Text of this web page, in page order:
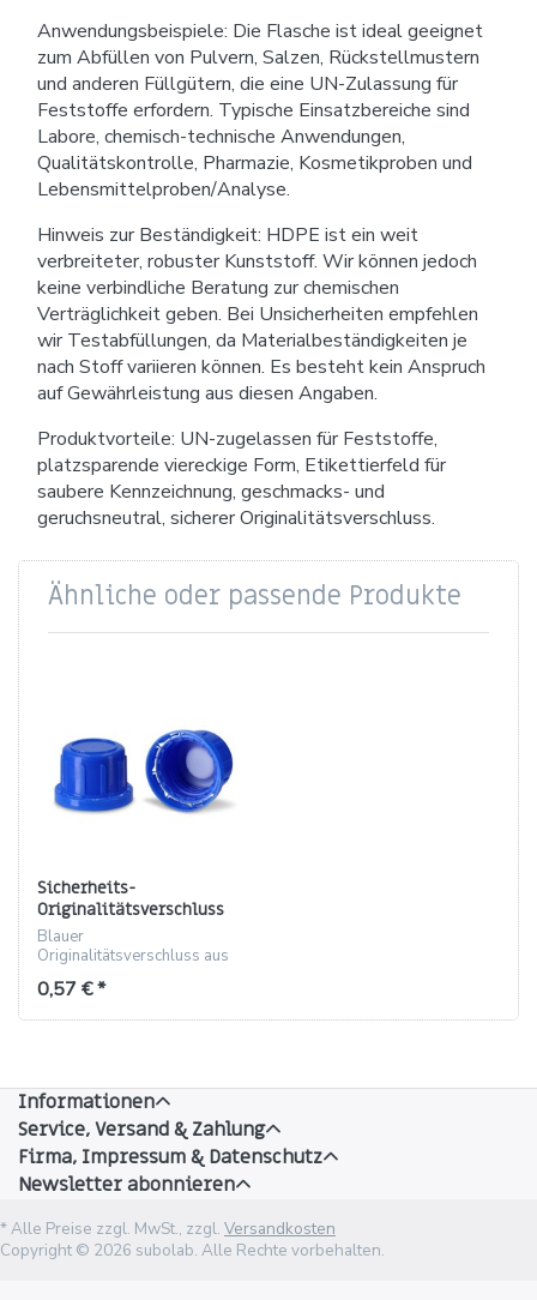
Anwendungsbeispiele: Die Flasche ist ideal geeignet
zum Abfüllen von Pulvern, Salzen, Rückstellmustern
und anderen Füllgütern, die eine UN-Zulassung für
Feststoffe erfordern. Typische Einsatzbereiche sind
Labore, chemisch-technische Anwendungen,
Qualitätskontrolle, Pharmazie, Kosmetikproben und
Lebensmittelproben/Analyse.
Hinweis zur Beständigkeit: HDPE ist ein weit
verbreiteter, robuster Kunststoff. Wir können jedoch
keine verbindliche Beratung zur chemischen
Verträglichkeit geben. Bei Unsicherheiten empfehlen
wir Testabfüllungen, da Materialbeständigkeiten je
nach Stoff variieren können. Es besteht kein Anspruch
auf Gewährleistung aus diesen Angaben.
Produktvorteile: UN-zugelassen für Feststoffe,
platzsparende viereckige Form, Etikettierfeld für
saubere Kennzeichnung, geschmacks- und
geruchsneutral, sicherer Originalitätsverschluss.
Ähnliche oder passende Produkte
Sicherheits-
Originalitätsverschluss
aus PP, blau, Gewinde GL32
W
Blauer
Originalitätsverschluss aus
manipulationssicher, Höhe
0,57 € *
Informationen
Service, Versand & Zahlung
Firma, Impressum & Datenschutz
Newsletter abonnieren
* Alle Preise zzgl. MwSt., zzgl. Versandkosten
Copyright © 2026 subolab. Alle Rechte vorbehalten.